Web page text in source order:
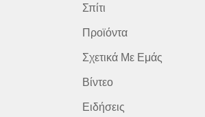
Σπίτι
Προϊόντα
Σχετικά Με Εμάς
Βίντεο
Ειδήσεις